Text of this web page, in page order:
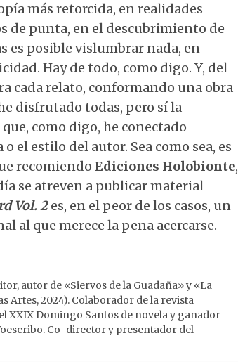
más retorcida, en realidades
de punta, en el descubrimiento de
es posible vislumbrar nada, en
Hay de todo, como digo. Y, del
cada relato, conformando una obra
disfrutado todas, pero sí la
como digo, he conectado
el estilo del autor. Sea como sea, es
recomiendo Ediciones Holobionte,
se atreven a publicar material
Vol. 2 es, en el peor de los casos, un
al que merece la pena acercarse.
autor de «Siervos de la Guadaña» y «La
Artes, 2024). Colaborador de la revista
XXIX Domingo Santos de novela y ganador
Co-director y presentador del